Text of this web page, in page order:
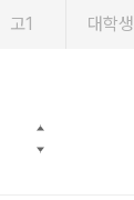
고1 대학생